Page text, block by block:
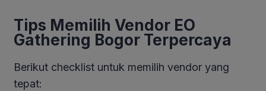
Tips Memilih Vendor EO
Gathering Bogor Terpercaya
Berikut checklist untuk memilih vendor yang
tepat: